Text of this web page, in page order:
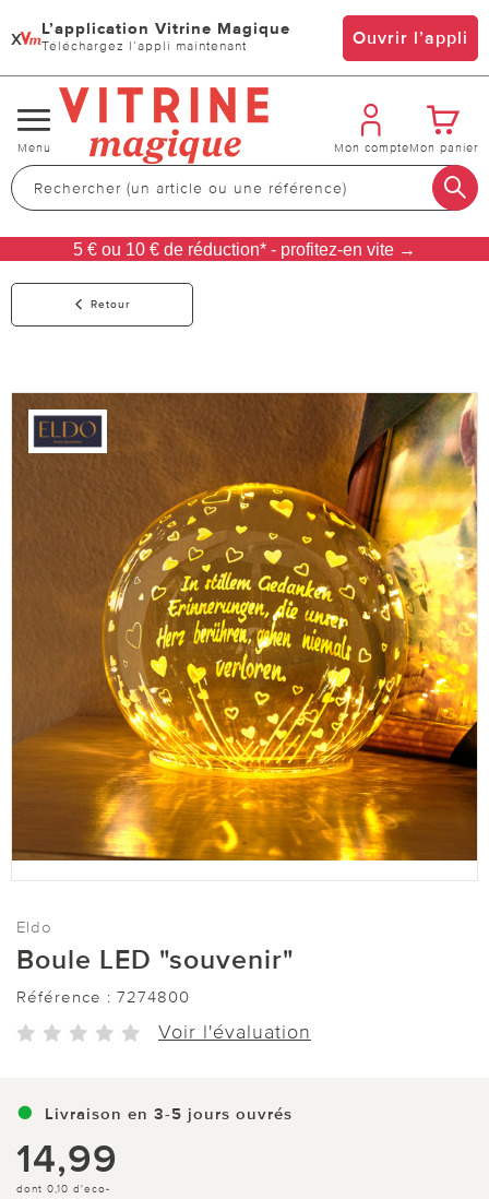
x L’application Vitrine Magique
Téléchargez l’appli maintenant Ouvrir l’appli
Changer
de
navigation
Menu Mon compteMon panier
5 € ou 10 € de réduction* - profitez-en vite →
Retour
Eldo
Boule LED "souvenir"
Référence : 7274800
Voir l'évaluation
Livraison en 3-5 jours ouvrés
14,99
dont 0,10 d'eco-